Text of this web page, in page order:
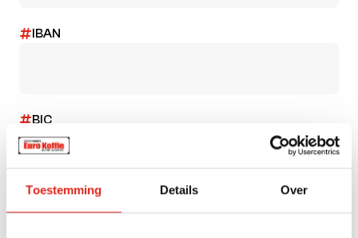
Toestemming Details Over
IBAN
BIC